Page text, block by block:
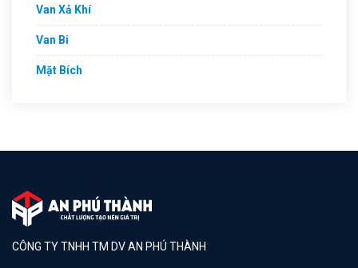
Van Xả Khí
Van Bi
Mặt Bích
CÔNG TY TNHH TM DV AN PHÚ THÀNH